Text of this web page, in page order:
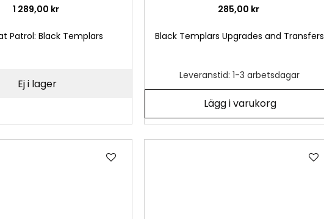
1 289,00 kr
Patrol: Black Templars
Ej i lager
285,00 kr
Black Templars Upgrades and Transfers
Leveranstid: 1-3 arbetsdagar
Lägg i varukorg